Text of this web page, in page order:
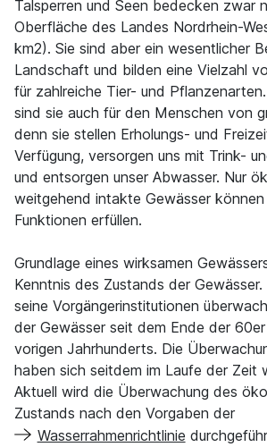
Talsperren und Seen bedecken zwar
Oberfläche des Landes Nordrhein-
km2). Sie sind aber ein wesentlicher
Landschaft und bilden eine Vielzahl
für zahlreiche Tier- und
sind sie auch für den Menschen von
denn sie stellen Erholungs- und
Verfügung, versorgen uns mit Trink-
und entsorgen unser Abwasser. Nur
weitgehend intakte Gewässer können
Funktionen erfüllen.
Grundlage eines wirksamen
Kenntnis des Zustands der
seine Vorgängerinstitutionen
der Gewässer seit dem Ende der
vorigen Jahrhunderts. Die
haben sich seitdem im Laufe der Zeit
Aktuell wird die Überwachung des
Zustands nach den Vorgaben der
Wasserrahmenrichtlinie